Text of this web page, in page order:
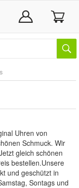
Uhren von
Schmuck. Wir
gleich schönen
bestellen.Unsere
und geschützt in
Sontags und